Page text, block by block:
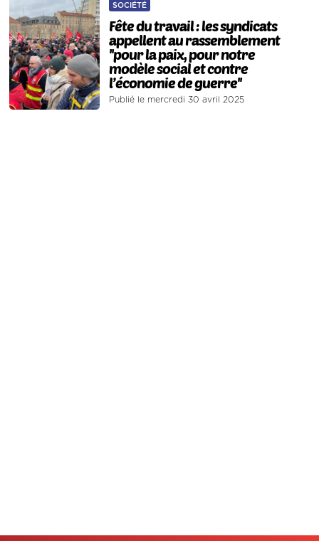
SOCIÉTÉ
Fête du travail : les syndicats
appellent au rassemblement
''pour la paix, pour notre
modèle social et contre
l’économie de guerre''
Publié le mercredi 30 avril 2025